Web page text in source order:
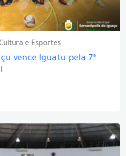
e Esportes
vence Iguatu pela 7ª